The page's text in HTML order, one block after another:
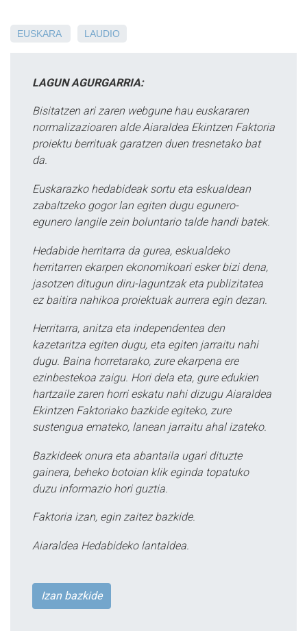
EUSKARA LAUDIO
LAGUN AGURGARRIA:
Bisitatzen ari zaren webgune hau euskararen
normalizazioaren alde Aiaraldea Ekintzen Faktoria
proiektu berrituak garatzen duen tresnetako bat
da.
Euskarazko hedabideak sortu eta eskualdean
zabaltzeko gogor lan egiten dugu egunero-
egunero langile zein boluntario talde handi batek.
Hedabide herritarra da gurea, eskualdeko
herritarren ekarpen ekonomikoari esker bizi dena,
jasotzen ditugun diru-laguntzak eta publizitatea
ez baitira nahikoa proiektuak aurrera egin dezan.
Herritarra, anitza eta independentea den
kazetaritza egiten dugu, eta egiten jarraitu nahi
dugu. Baina horretarako, zure ekarpena ere
ezinbestekoa zaigu. Hori dela eta, gure edukien
hartzaile zaren horri eskatu nahi dizugu Aiaraldea
Ekintzen Faktoriako bazkide egiteko, zure
sustengua emateko, lanean jarraitu ahal izateko.
Bazkideek onura eta abantaila ugari dituzte
gainera, beheko botoian klik eginda topatuko
duzu informazio hori guztia.
Faktoria izan, egin zaitez bazkide.
Aiaraldea Hedabideko lantaldea.
Izan bazkide